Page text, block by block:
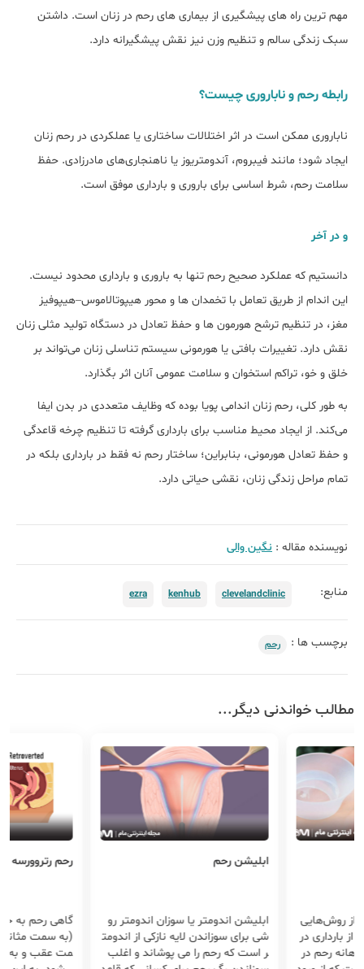
مهم ‌ترین راه‌ های پیشگیری از بیماری ‌های رحم در زنان است. داشتن
سبک زندگی سالم و تنظیم وزن نیز نقش پیشگیرانه دارد.
رابطه رحم و ناباروری چیست؟
ناباروری ممکن است در اثر اختلالات ساختاری یا عملکردی در رحم زنان
ایجاد شود؛ مانند فیبروم، آندومتریوز یا ناهنجاری‌های مادرزادی. حفظ
سلامت رحم، شرط اساسی برای باروری و بارداری موفق است.
و در آخر
دانستیم که عملکرد صحیح رحم تنها به باروری و بارداری محدود نیست.
این اندام از طریق تعامل با تخمدان ‌ها و محور هیپوتالاموس–هیپوفیز
مغز، در تنظیم ترشح هورمون ‌ها و حفظ تعادل در دستگاه تولید مثلی زنان
نقش دارد. تغییرات بافتی یا هورمونی سیستم تناسلی زنان می‌تواند بر
خلق ‌و خو، تراکم استخوان و سلامت عمومی آنان اثر بگذارد.
به طور کلی، رحم زنان اندامی پویا بوده که وظایف متعددی در بدن ایفا
می‌کند. از ایجاد محیط مناسب برای بارداری گرفته تا تنظیم چرخه قاعدگی
و حفظ تعادل هورمونی، بنابراین؛ ساختار رحم نه ‌فقط در بارداری بلکه در
تمام مراحل زندگی زنان، نقشی حیاتی دارد.
نویسنده مقاله : نگین والی
منابع: clevelandclinic
kenhub
ezra
برچسب ها : رحم
مطالب خواندنی دیگر...
اندومتر رو
نازکی از اندومت
پوشاند و اغلب
رحم رتروورسه چیست؟
گاهی رحم به جای اینکه به سمت جلو
(به سمت مثانه) متمایل باشد، به س
مت عقب و به سمت مقعد مایل م
درمان
درمان
بیماران
م رحم یا